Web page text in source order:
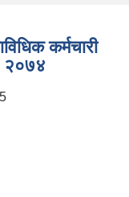
कर्मचारी
२०७४